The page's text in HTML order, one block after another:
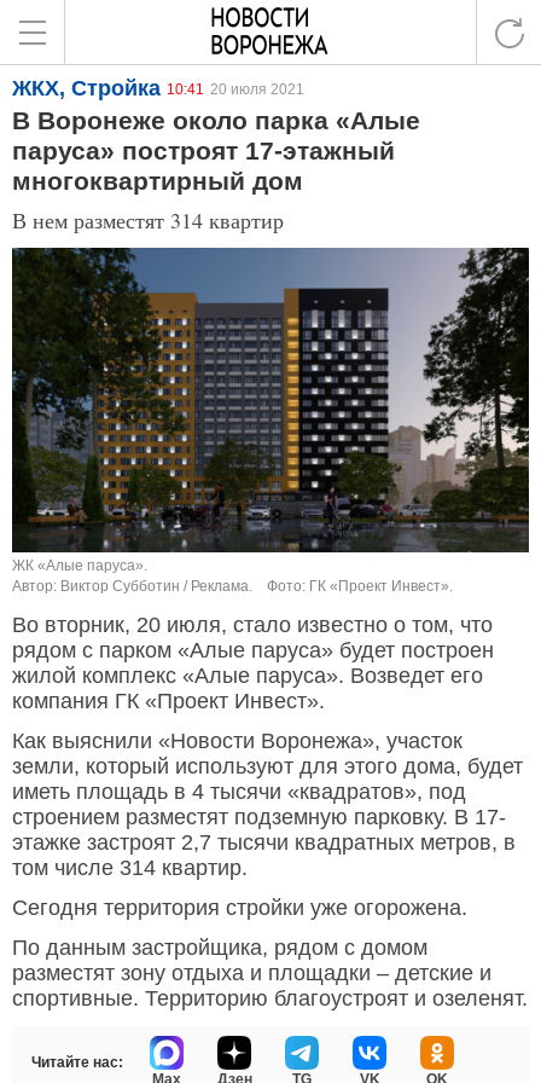
ЖКХ, Стройка 10:41 20 июля 2021
В Воронеже около парка «Алые
паруса» построят 17-этажный
многоквартирный дом
В нем разместят 314 квартир
ЖК «Алые паруса».
Автор: Виктор Субботин / Реклама.
Фото: ГК «Проект Инвест».
Во вторник, 20 июля, стало известно о том, что
рядом с парком «Алые паруса» будет построен
жилой комплекс «Алые паруса». Возведет его
компания ГК «Проект Инвест».
Как выяснили «Новости Воронежа», участок
земли, который используют для этого дома, будет
иметь площадь в 4 тысячи «квадратов», под
строением разместят подземную парковку. В 17-
этажке застроят 2,7 тысячи квадратных метров, в
том числе 314 квартир.
Сегодня территория стройки уже огорожена.
По данным застройщика, рядом с домом
разместят зону отдыха и площадки – детские и
спортивные. Территорию благоустроят и озеленят.
Читайте нас: